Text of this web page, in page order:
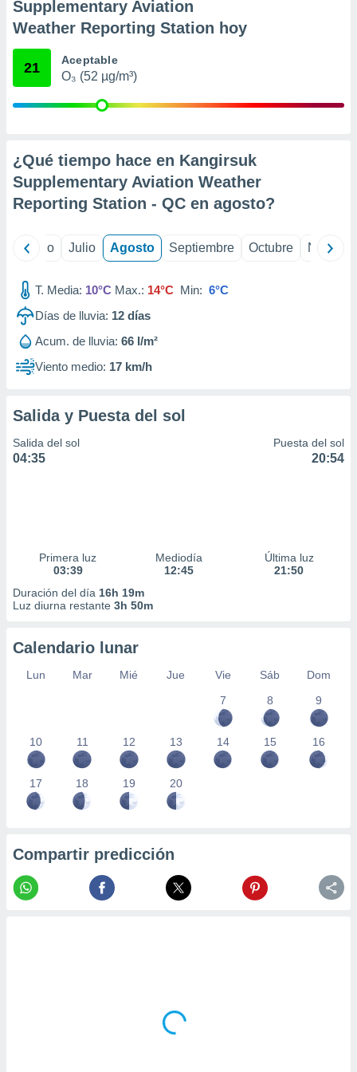
mediante
publicidad
de
Supplementary Aviation
Weather Reporting Station hoy
21 Aceptable
O₃ (52 µg/m³)
¿Qué tiempo hace en Kangirsuk
Supplementary Aviation Weather
Reporting Station - QC en agosto?
Junio Julio Agosto Septiembre Octubre
T. Media: 10°C Max.: 14°C Min: 6°C
Días de lluvia: 12 días
Acum. de lluvia: 66 l/m²
Viento medio: 17 km/h
Salida y Puesta del sol
Salida del sol
04:35
Puesta del sol
20:54
Primera luz
03:39
Mediodía
12:45
Última luz
21:50
Duración del día 16h 19m
Luz diurna restante 3h 50m
Calendario lunar
Lun Mar Mié Jue Vie Sáb
Dom
7
8 9
10 11 12 13 14 15 16
17 18 19 20
Compartir predicción